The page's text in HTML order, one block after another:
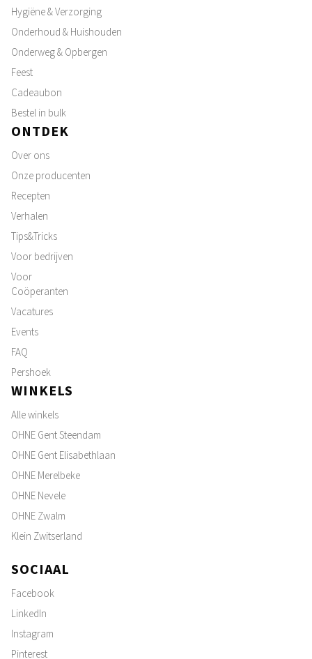
Hygiëne & Verzorging
Onderhoud & Huishouden
Onderweg & Opbergen
Feest
Cadeaubon
Bestel in bulk
ONTDEK
Over ons
Onze producenten
Recepten
Verhalen
Tips&Tricks
Voor bedrijven
Voor
Coöperanten
Vacatures
Events
FAQ
Pershoek
WINKELS
Alle winkels
OHNE Gent Steendam
OHNE Gent Elisabethlaan
OHNE Merelbeke
OHNE Nevele
OHNE Zwalm
Klein Zwitserland
SOCIAAL
Facebook
LinkedIn
Instagram
Pinterest